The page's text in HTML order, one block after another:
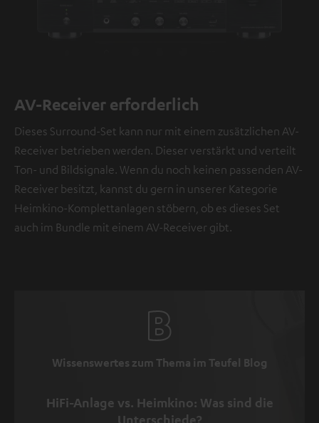
AV-Receiver erforderlich
Dieses Surround-Set kann nur mit einem zusätzlichen AV-
Receiver betrieben werden. Dieser verstärkt und verteilt
Ton- und Bildsignale. Wenn du noch keinen passenden AV-
Receiver besitzt, kannst du gern in unserer Kategorie
Heimkino-Komplettanlagen stöbern, ob es dieses Set
auch im Bundle mit einem AV-Receiver gibt.
Wissenswertes zum Thema im Teufel Blog
HiFi-Anlage vs. Heimkino: Was sind die
Unterschiede?